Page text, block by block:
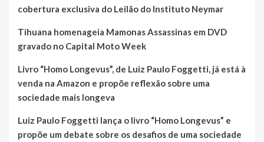
cobertura exclusiva do Leilão do Instituto Neymar
Tihuana homenageia Mamonas Assassinas em DVD
gravado no Capital Moto Week
Livro “Homo Longevus”, de Luiz Paulo Foggetti, já está à
venda na Amazon e propõe reflexão sobre uma
sociedade mais longeva
Luiz Paulo Foggetti lança o livro “Homo Longevus” e
propõe um debate sobre os desafios de uma sociedade